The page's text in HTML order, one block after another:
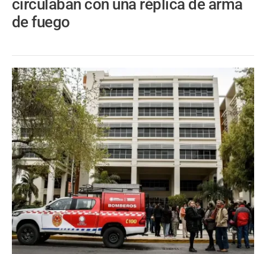
circulaban con una réplica de arma
de fuego